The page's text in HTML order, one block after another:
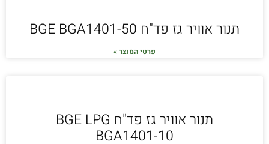
תנור אוויר גז פד"ח BGE BGA1401-50
פרטי המוצר »
תנור אוויר גז פד"ח BGE LPG
BGA1401-10